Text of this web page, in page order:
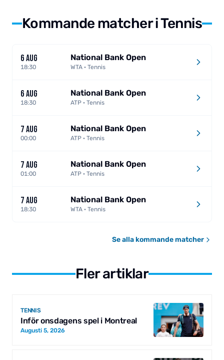
Kommande matcher i Tennis
6 AUG
18:30
National Bank Open
WTA · Tennis
6 AUG
18:30
National Bank Open
ATP · Tennis
7 AUG
00:00
National Bank Open
ATP · Tennis
7 AUG
01:00
National Bank Open
ATP · Tennis
7 AUG
18:30
National Bank Open
WTA · Tennis
Se alla kommande matcher
Fler artiklar
TENNIS
Inför onsdagens spel i Montreal
Augusti 5, 2026